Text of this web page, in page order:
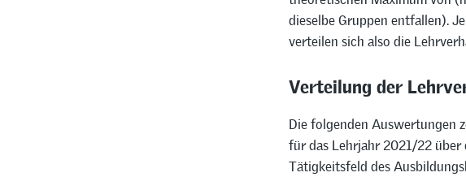
dieselbe Gruppen entfallen).
verteilen sich also die
Verteilung der
Die folgenden Auswertungen
für das Lehrjahr 2021/22
Tätigkeitsfeld des